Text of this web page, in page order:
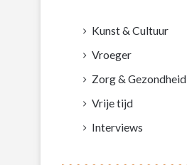
Kunst & Cultuur
Vroeger
Zorg & Gezondheid
Vrije tijd
Interviews